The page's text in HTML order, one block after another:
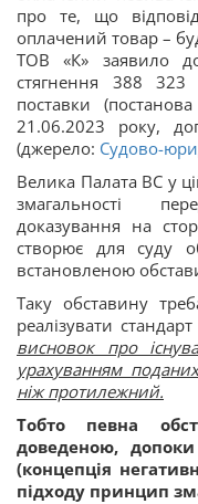
про те, що
оплачений товар –
ТОВ «К» заявило
стягнення 388 323
поставки
21.06.2023 року,
(джерело: Судово-
Велика Палата ВС у
змагальності
доказування на
створює для суду
встановленою
Таку обставину
реалізувати
висновок про
урахуванням
ніж протилежний.
Тобто певна
доведеною,
(концепція
підходу принцип